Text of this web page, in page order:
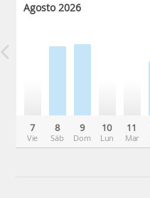
Agosto 2026
7
Vie
8
Sáb
9
Dom
10
Lun
11
Mar